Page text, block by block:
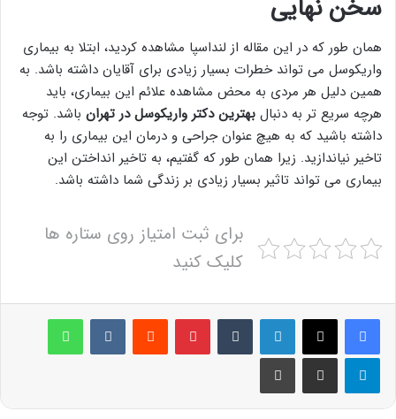
سخن نهایی
همان طور که در این مقاله از لنداسپا مشاهده کردید، ابتلا به بیماری
واریکوسل می تواند خطرات بسیار زیادی برای آقایان داشته باشد. به
همین دلیل هر مردی به محض مشاهده علائم این بیماری، باید
هرچه سریع تر به دنبال بهترین دکتر واریکوسل در تهران باشد. توجه
داشته باشید که به هیچ عنوان جراحی و درمان این بیماری را به
تاخیر نیاندازید. زیرا همان طور که گفتیم، به تاخیر انداختن این
بیماری می تواند تاثیر بسیار زیادی بر زندگی شما داشته باشد.
برای ثبت امتیاز روی ستاره ها
کلیک کنید
لینکدین ‫تامبلر پینترست‫رددیت ‫VKontakteواتس آپ
تلگرام اشتراک گذاری از طریق ایمیل چاپ